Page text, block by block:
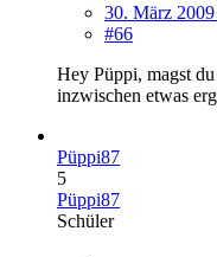
30. März
#66
Hey Püppi, magst
inzwischen etwas
Püppi87
5
Püppi87
Schüler